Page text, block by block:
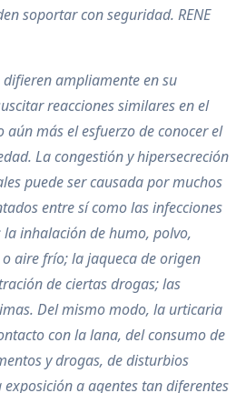
soportar con seguridad. RENE
difieren ampliamente en su
reacciones similares en el
más el esfuerzo de conocer el
La congestión y hipersecreción
puede ser causada por muchos
entre sí como las infecciones
inhalación de humo, polvo,
aire frío; la jaqueca de origen
de ciertas drogas; las
Del mismo modo, la urticaria
con la lana, del consumo de
y drogas, de disturbios
a agentes tan diferentes